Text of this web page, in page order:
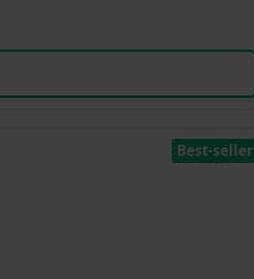
Best-seller